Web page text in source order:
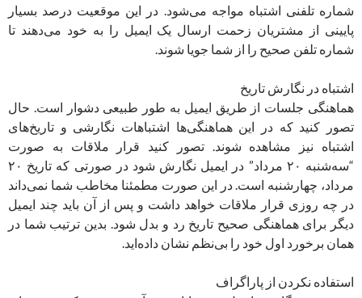
شماره تلفنی اشتباه مواجه می‌شود. در این موقعیت درصد بسیار
پایینی از مشتریان زحمت ارسال یک ایمیل را به خود می‌دهند تا
شماره تلفن صحیح را از شما جویا شوند.
اشتباه در نگارش تاریخ
هماهنگی جلسات از طریق ایمیل به طور طبیعی دشوار است. حال
تصور کنید که در این هماهنگی‌ها اشتباهات نگارشی و تاریخ‌های
اشتباه نیز مشاهده شوند. تصور کنید قرار ملاقات به صورت
“سه‌شنبه ۲۰ مرداد” در ایمیل نگارش شود در صورتی که تاریخ ۲۰
مرداد، چهارشنبه است. در این صورت مطمئنا مخاطب شما نمی‌داند
در چه روزی قرار ملاقات خواهد داشت و پس از آن باید چند ایمیل
دیگر برای هماهنگی صحیح تاریخ رد و بدل شود. بدین ترتیب شما در
همان برخورد اول خود را بی‌نظم نشان داده‌اید.
استفاده نکردن از پاراگراف